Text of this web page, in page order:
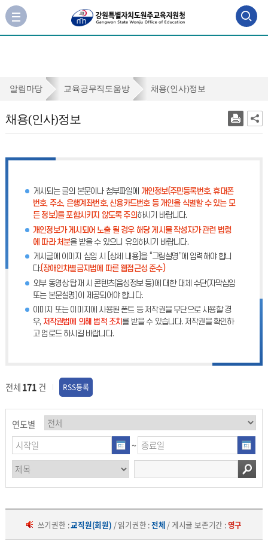
검
색
기
사
이
가
채
(인
정
알림마당 교육공무직도움방 채용(인사)정보
채용(인사)정보
게시되는 글의 본문이나 첨부파일에 개인정보(주민등록번호, 휴대폰
번호, 주소, 은행계좌번호, 신용카드번호 등 개인을 식별할 수 있는 모
든 정보)를 포함시키지 않도록 주의하시기 바랍니다.
개인정보가 게시되어 노출 될 경우 해당 게시물 작성자가 관련 법령
에 따라 처분을 받을 수 있으니 유의하시기 바랍니다.
게시글에 이미지 삽입 시 [상세 내용]을 “그림설명”에 입력해야 합니
다.(장애인차별금지법에 따른 웹접근성 준수)
외부 동영상 탑재 시 콘텐츠(음성정보 등)에 대한 대체 수단(자막삽입
또는 본문설명)이 제공되어야 합니다.
이미지 또는 이미지에 사용된 폰트 등 저작권을 무단으로 사용할 경
우, 저작권법에 의해 법적 조치 를 받을 수 있습니다. 저작권을 확인하
고 업로드 하시길 바랍니다.
전체171건 RSS등록
연도별
~
쓰기권한 :교직원(회원) / 읽기권한 :전체 / 게시글 보존기간 :영구